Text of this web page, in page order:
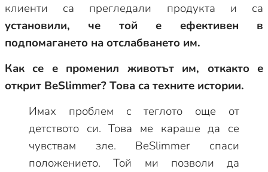
клиенти са прегледали продукта и са
установили, че той е ефективен в
подпомагането на отслабването им.
Как се е променил животът им, откакто е
открит BeSlimmer? Това са техните истории.
Имах проблем с теглото още от
детството си. Това ме караше да се
чувствам зле. BeSlimmer спаси
положението. Той ми позволи да